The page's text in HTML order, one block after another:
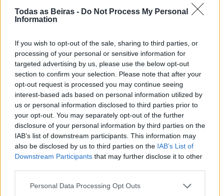
Todas as Beiras - Do Not Process My Personal
Information
If you wish to opt-out of the sale, sharing to third parties, or
processing of your personal or sensitive information for
targeted advertising by us, please use the below opt-out
section to confirm your selection. Please note that after your
opt-out request is processed you may continue seeing
interest-based ads based on personal information utilized by
us or personal information disclosed to third parties prior to
your opt-out. You may separately opt-out of the further
disclosure of your personal information by third parties on the
IAB’s list of downstream participants. This information may
also be disclosed by us to third parties on the IAB’s List of
Downstream Participants that may further disclose it to other
Personal Data Processing Opt Outs
Artigo anterior
Violência doméstica,
ofensas à integridade física e
ameaça são algumas das
queixas registadas em Junho
pela PSP da Guarda
Próximo artigo
Taça Regional Carlos
Clemente 2026, em Aldeia do
Bispo, contou com a
participação de mais de três
dezenas de jogadores de
matraquilhos
Artigos Relacionados